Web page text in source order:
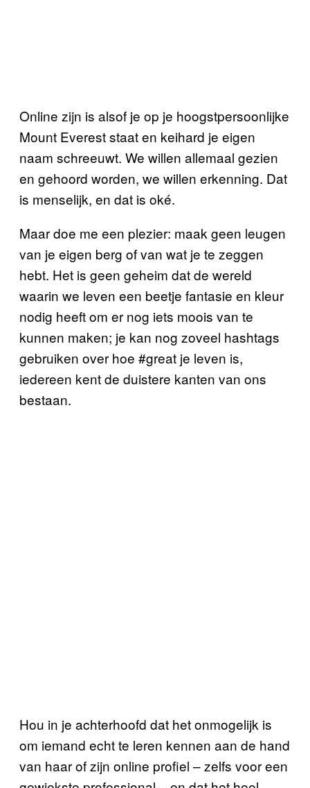
Online zijn is alsof je op je hoogstpersoonlijke
Mount Everest staat en keihard je eigen
naam schreeuwt. We willen allemaal gezien
en gehoord worden, we willen erkenning. Dat
is menselijk, en dat is oké.
Maar doe me een plezier: maak geen leugen
van je eigen berg of van wat je te zeggen
hebt. Het is geen geheim dat de wereld
waarin we leven een beetje fantasie en kleur
nodig heeft om er nog iets moois van te
kunnen maken; je kan nog zoveel hashtags
gebruiken over hoe #great je leven is,
iedereen kent de duistere kanten van ons
bestaan.
Hou in je achterhoofd dat het onmogelijk is
om iemand echt te leren kennen aan de hand
van haar of zijn online profiel – zelfs voor een